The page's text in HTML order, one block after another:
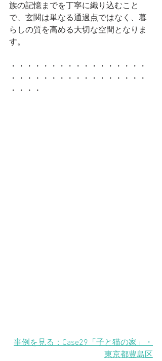
族の記憶までを丁寧に織り込むこと
で、玄関は単なる通過点ではなく、暮
らしの質を高める大切な空間となりま
す。
・・・・・・・・・・・・・・・・・
・・・・・・・・・・・・・・・・・
・・・・
事例を見る：Case29「子と猫の家」・
東京都豊島区